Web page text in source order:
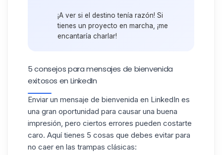
¡A ver si el destino tenía razón! Si
tienes un proyecto en marcha, ¡me
encantaría charlar!
5 consejos para mensajes de bienvenida
exitosos en LinkedIn
Enviar un mensaje de bienvenida en LinkedIn es
una gran oportunidad para causar una buena
impresión, pero ciertos errores pueden costarte
caro. Aquí tienes 5 cosas que debes evitar para
no caer en las trampas clásicas: